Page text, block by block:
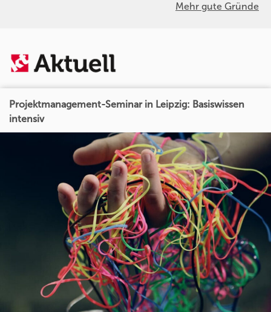
Mehr gute Gründe
Projektmanagement-Seminar in Leipzig: Basiswissen
intensiv